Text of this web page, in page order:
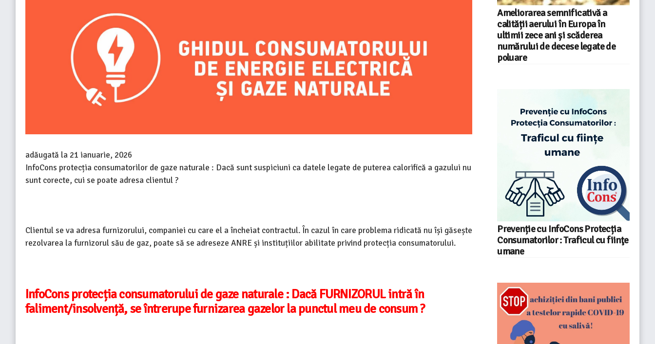
adăugată la 21 ianuarie, 2026
InfoCons protecția consumatorilor de gaze naturale : Dacă sunt suspiciuni ca datele legate de puterea calorifică a gazului nu
sunt corecte, cui se poate adresa clientul ?
Clientul se va adresa furnizorului, companiei cu care el a încheiat contractul. În cazul în care problema ridicată nu își găsește
rezolvarea la furnizorul său de gaz, poate să se adreseze ANRE și instituțiilor abilitate privind protecția consumatorului.
InfoCons protecția consumatorului de gaze naturale : Dacă FURNIZORUL intră în
faliment/insolvență, se întrerupe furnizarea gazelor la punctul meu de consum ?
Ameliorarea semnificativă a
calității aerului în Europa în
ultimii zece ani și scăderea
numărului de decese legate de
poluare
Prevenție cu InfoCons Protecția
Consumatorilor : Traficul cu fiinţe
umane